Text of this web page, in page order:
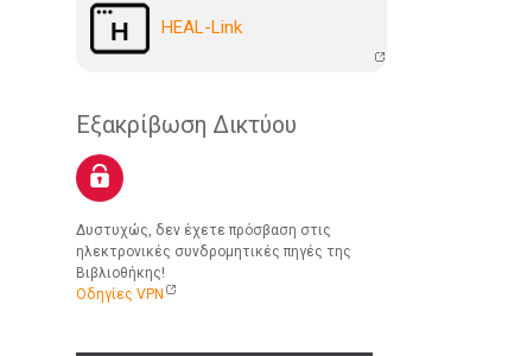
HEAL-Link
Εξακρίβωση Δικτύου
Δυστυχώς, δεν έχετε πρόσβαση στις
ηλεκτρονικές συνδρομητικές πηγές της
Βιβλιοθήκης!
Οδηγίες VPN